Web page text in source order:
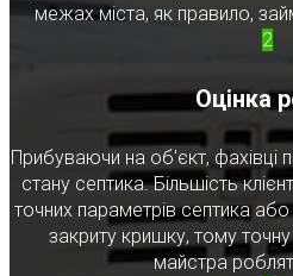
межах міста, як правило,
2
Оцінка
Прибуваючи на об'єкт, фахівці
стану септика. Більшість
точних параметрів септика
закриту кришку, тому
майстра